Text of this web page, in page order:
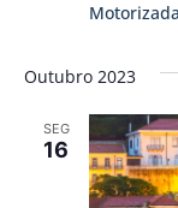
Motorizada
Outubro 2023
SEG
16